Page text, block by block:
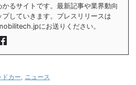
かるサイトです。最新記事や業界動向
プしていきます。プレスリリースは
にお送りください。
ドカー
ニュース